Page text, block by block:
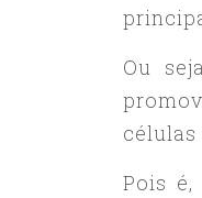
Ou
células
Pois